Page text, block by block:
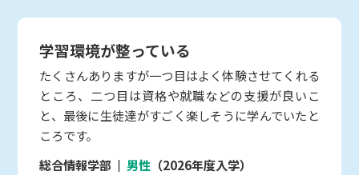
学習環境が整っている
たくさんありますが一つ目はよく体験させてくれる
ところ、二つ目は資格や就職などの支援が良いこ
と、最後に生徒達がすごく楽しそうに学んでいたと
ころです。
総合情報学部
男性 （2026年度入学）